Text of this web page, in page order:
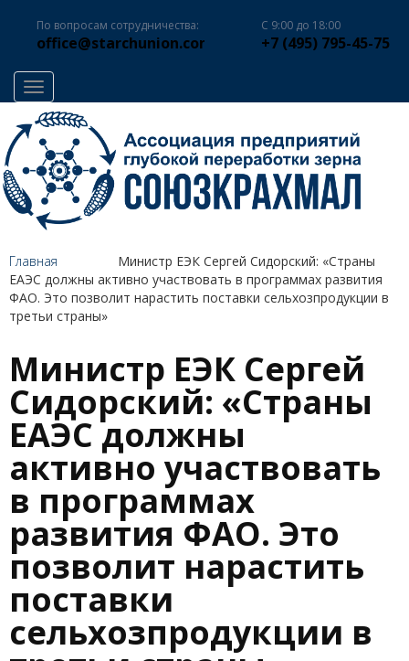
По вопросам сотрудничества:
office@starchunion.com
С 9:00 до 18:00
+7 (495) 795-45-75
Toggle navigation
Главная
Министр ЕЭК Сергей Сидорский: «Страны
ЕАЭС должны активно участвовать в программах развития
ФАО. Это позволит нарастить поставки сельхозпродукции в
третьи страны»
Министр ЕЭК Сергей
Сидорский: «Страны
ЕАЭС должны
активно участвовать
в программах
развития ФАО. Это
позволит нарастить
поставки
сельхозпродукции в